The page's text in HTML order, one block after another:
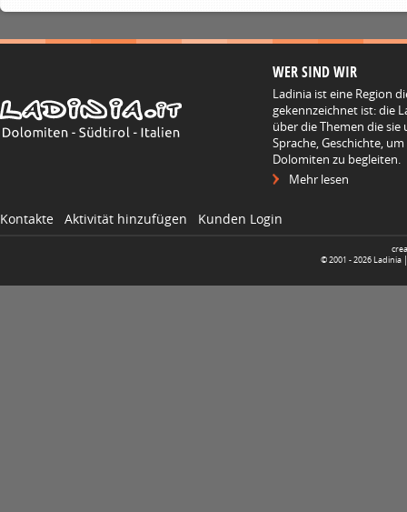
WER SIND WIR
Ladinia ist eine Region
gekennzeichnet ist: die
über die Themen die
Sprache, Geschichte,
Dolomiten zu begleiten.
Mehr lesen
Kontakte Aktivität hinzufügen Kunden Login
© 2001 -2026 Ladinia